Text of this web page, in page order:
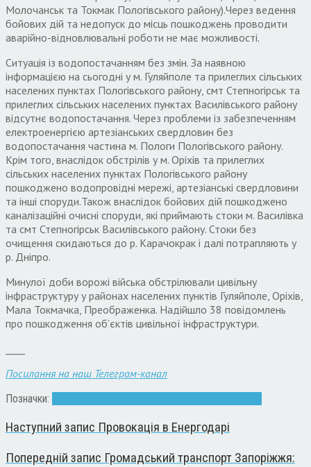
Молочанськ та Токмак Пологівського району).Через ведення
бойових дій та недопуск до місць пошкоджень проводити
аварійно-відновлювальні роботи не має можливості.
Ситуація із водопостачанням без змін. За наявною
інформацією на сьогодні у м. Гуляйполе та прилеглих сільських
населених пунктах Пологівського району, смт Степногірськ та
прилеглих сільських населених пунктах Василівського району
відсутнє водопостачання. Через проблеми із забезпеченням
електроенергією артезіанських свердловин без
водопостачання частина м. Пологи Пологівського району.
Крім того, внаслідок обстрілів у м. Оріхів та прилеглих
сільських населених пунктах Пологівського району
пошкоджено водопровідні мережі, артезіанські свердловини
та інші споруди.Також внаслідок бойових дій пошкоджено
каналізаційні очисні споруди, які приймають стоки м. Василівка
та смт Степногірськ Василівського району. Стоки без
очищення скидаються до р. Карачокрак і далі потрапляють у
р. Дніпро.
Минулої доби ворожі війська обстрілювали цивільну
інфраструктуру у районах населених пунктів Гуляйполе, Оріхів,
Мала Токмачка, Преображенка. Надійшло 38 повідомлень
про пошкодження об’єктів цивільної інфраструктури.
Посилання на наш Телеграм-канал
Позначки:
Наступний запис Провокація в Енергодарі
Попередній запис Громадський транспорт Запоріжжя: